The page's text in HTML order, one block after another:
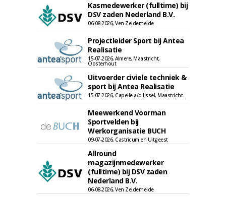
Kasmedewerker (fulltime) bij
DSV zaden Nederland B.V.
06-08-2026, Ven-Zelderheide
Projectleider Sport bij Antea
Realisatie
15-07-2026, Almere, Maastricht,
Oosterhout
Uitvoerder civiele techniek &
sport bij Antea Realisatie
15-07-2026, Capelle a/d IJssel, Maastricht
Meewerkend Voorman
Sportvelden bij
Werkorganisatie BUCH
09-07-2026, Castricum en Uitgeest
Allround
magazijnmedewerker
(fulltime) bij DSV zaden
Nederland B.V.
06-08-2026, Ven Zelderheide